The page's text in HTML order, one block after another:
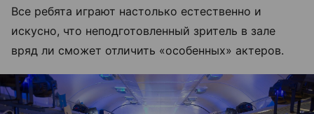
Все ребята играют настолько естественно и
искусно, что неподготовленный зритель в зале
вряд ли сможет отличить «особенных» актеров.